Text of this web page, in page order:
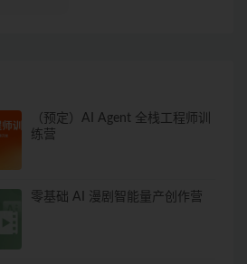
（预定）AI Agent 全栈工程师训
练营
零基础 AI 漫剧智能量产创作营